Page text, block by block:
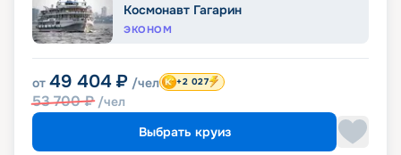
Космонавт Гагарин
ЭКОНОМ
от 49 404 ₽ /чел
53 700₽ /чел
+2 027
Выбрать круиз